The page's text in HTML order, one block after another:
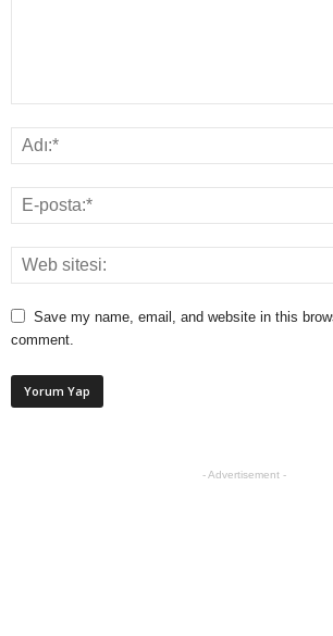
Save my name, email, and website in this
comment.
- Advertisement -